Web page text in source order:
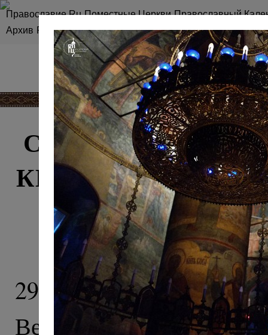
Православие.Ru Поместные Церкви Православный
Архив RSS Карта сайта
СЛУЖЕНИЕ
КИРИЛЛА В
ВЕЛИКИМ
29 февраля 2012
Великого поста,